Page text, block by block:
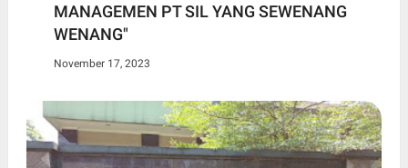
MANAGEMEN PT SIL YANG SEWENANG
WENANG"
November 17, 2023